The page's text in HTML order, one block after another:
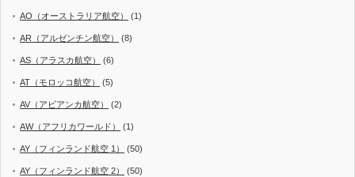
AO（オーストラリア航空） (1)
AR（アルゼンチン航空） (8)
AS（アラスカ航空） (6)
AT（モロッコ航空） (5)
AV（アビアンカ航空） (2)
AW（アフリカワールド） (1)
AY（フィンランド航空 1） (50)
AY（フィンランド航空 2） (50)